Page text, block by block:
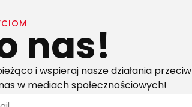
nas!
i wspieraj nasze działania przeciw
w mediach społecznościowych!